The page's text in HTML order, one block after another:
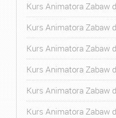
Kurs Animatora Zabaw
Kurs Animatora Zabaw
Kurs Animatora Zabaw
Kurs Animatora Zabaw
Kurs Animatora Zabaw
Kurs Animatora Zabaw